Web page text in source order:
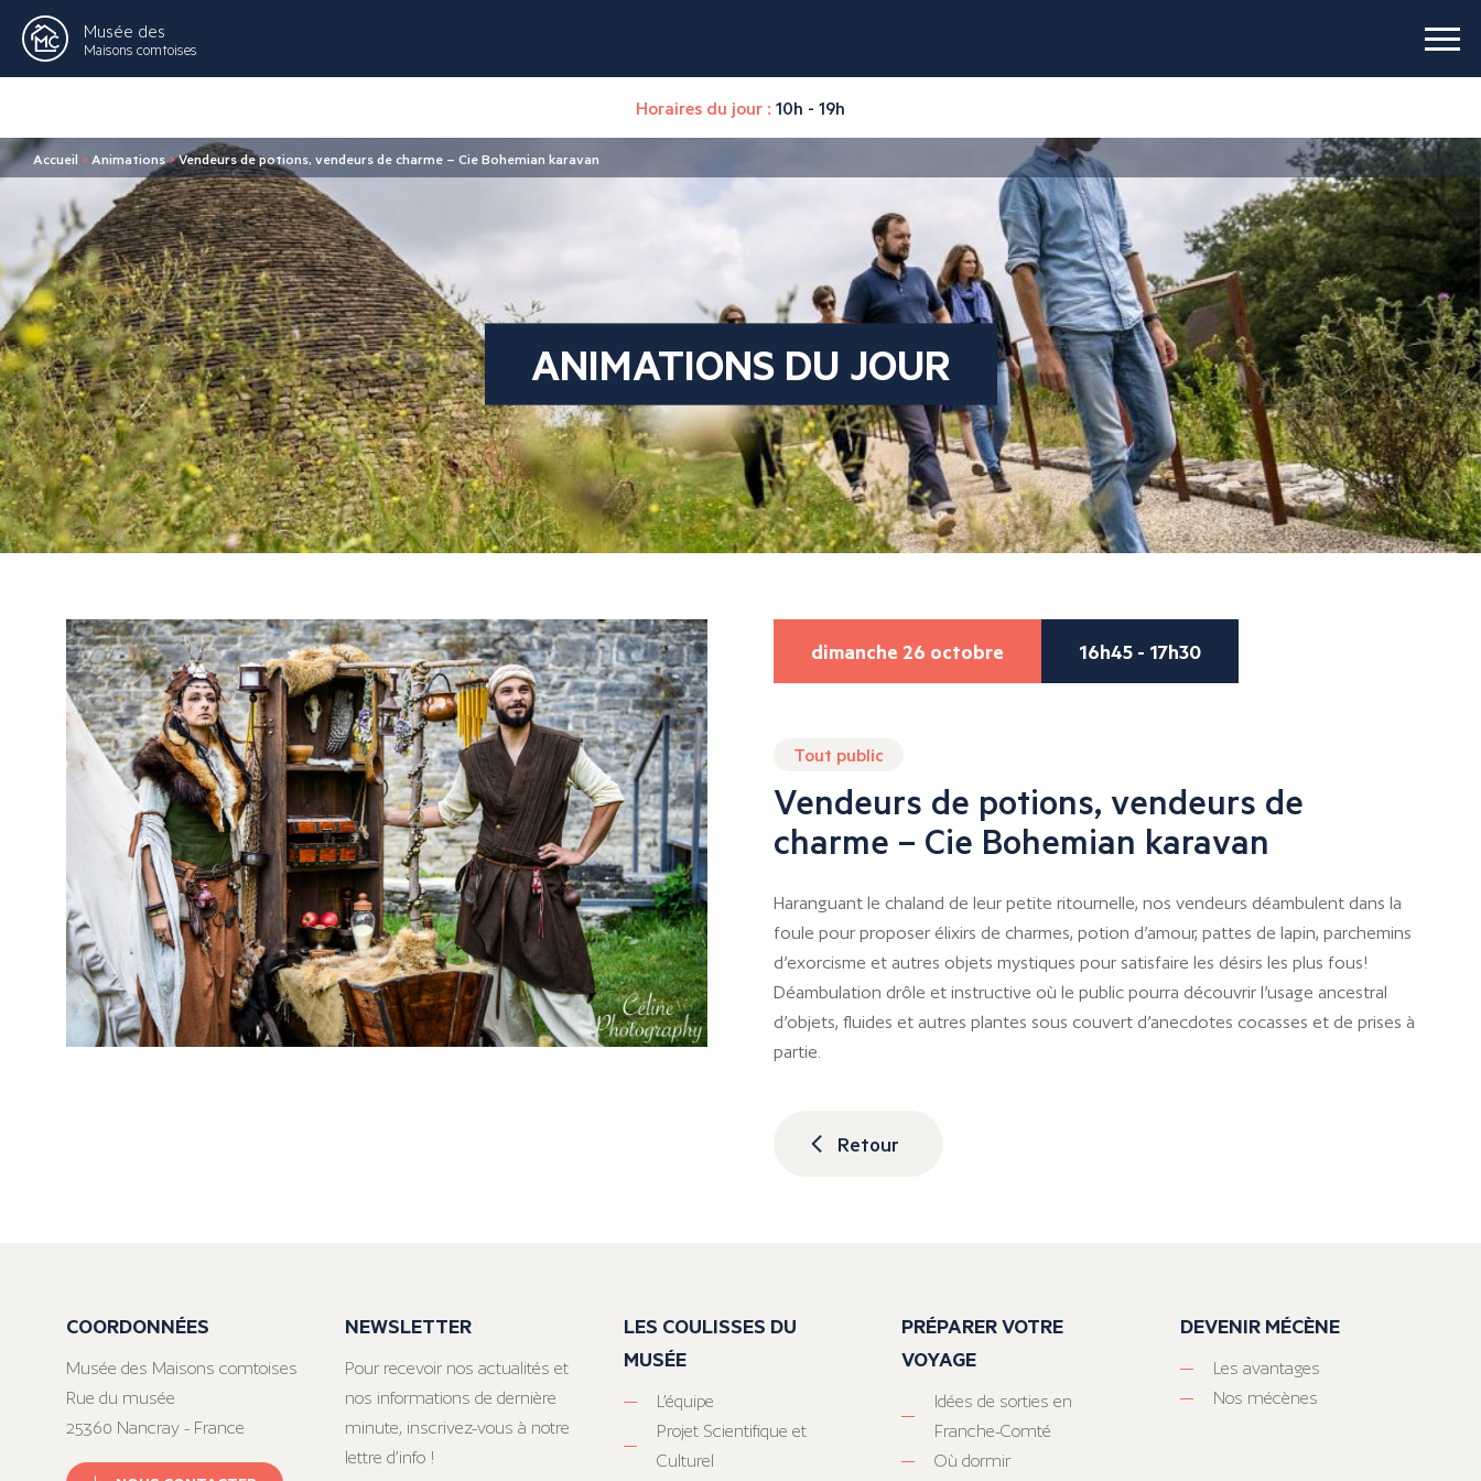
Musée des
Maisons comtoises
Horaires du jour : 10h - 19h
Accueil > Animations>Vendeurs de potions, vendeurs de charme – Cie Bohemian karavan
ANIMATIONS DU JOUR
dimanche 26 octobre 16h45 - 17h30
Tout public
Vendeurs de potions, vendeurs de
charme – Cie Bohemian karavan
Haranguant le chaland de leur petite ritournelle, nos vendeurs déambulent dans la
foule pour proposer élixirs de charmes, potion d’amour, pattes de lapin, parchemins
d’exorcisme et autres objets mystiques pour satisfaire les désirs les plus fous!
Déambulation drôle et instructive où le public pourra découvrir l’usage ancestral
d’objets, fluides et autres plantes sous couvert d’anecdotes cocasses et de prises à
partie.
Retour
COORDONNÉES
Musée des Maisons comtoises
Rue du musée
25360 Nancray - France
NEWSLETTER
Pour recevoir nos actualités et
nos informations de dernière
minute, inscrivez-vous à notre
lettre d’info !
LES COULISSES DU
MUSÉE
L’équipe
Projet Scientifique et
Culturel
PRÉPARER VOTRE
VOYAGE
Idées de sorties en
Franche-Comté
Où dormir
DEVENIR MÉCÈNE
Les avantages
Nos mécènes